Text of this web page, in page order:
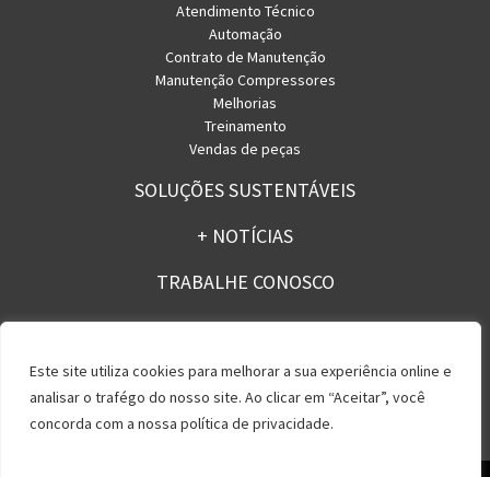
Este site utiliza cookies para melhorar a sua experiência online e
analisar o trafégo do nosso site. Ao clicar em “Aceitar”, você
concorda com a nossa política de privacidade.
Atendimento Técnico
Automação
Contrato de Manutenção
Manutenção Compressores
Melhorias
Treinamento
Vendas de peças
SOLUÇÕES SUSTENTÁVEIS
+ NOTÍCIAS
TRABALHE CONOSCO
CONTATO